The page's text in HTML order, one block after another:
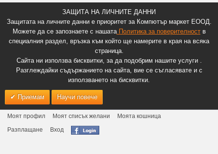
ЗАЩИТА НА ЛИЧНИТЕ ДАННИ
Защитата на личните данни е приоритет за Компютър маркет ЕООД.
Можете да се запознаете с нашатаПолитика за поверителноств
специалния раздел, връзка към който ще намерите в края на всяка
страница.
Сайта ни използва бисквитки, за да подобрим нашите услуги .
Разглеждайки съдържанието на сайта, вие се съгласявате и с
използването на бисквитки.
Приемам Научи повече
Моят профил Моят списък желани
Моята кошница
Разплащане
Вход